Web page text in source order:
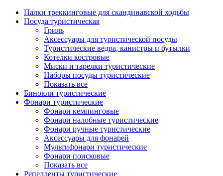
Палки треккинговые для скандинавской ходьбы
Посуда туристическая
Гриль
Аксессуары для туристической посуды
Туристические ведра, канистры и бутылки
Котелки костровые
Миски и тарелки туристические
Наборы посуды туристические
Показать все
Бинокли туристические
Фонари туристические
Фонари кемпинговые
Фонари налобные туристические
Фонари ручные туристические
Аксессуары для фонарей
Мультифонари туристические
Фонари поисковые
Показать все
Репелленты туристические